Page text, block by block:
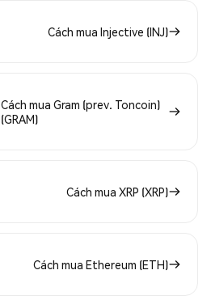
Cách mua Injective (INJ)
Cách mua Gram (prev. Toncoin)
(GRAM)
Cách mua XRP (XRP)
Cách mua Ethereum (ETH)